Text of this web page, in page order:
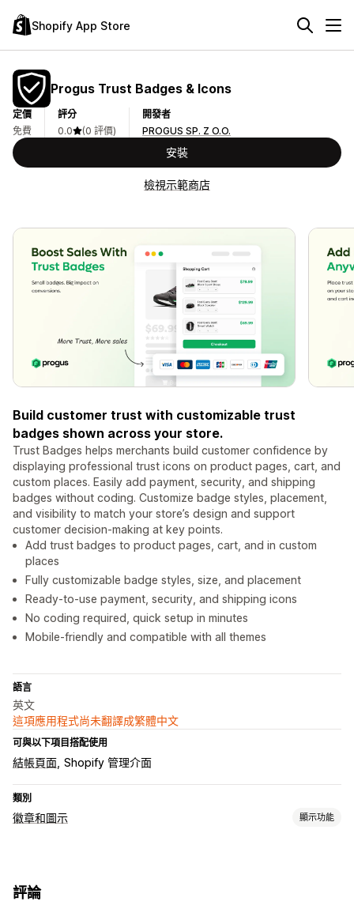
Shopify App Store
Progus Trust Badges & Icons
定價
免費
評分
0.0
(0 評價)
開發者
PROGUS SP. Z O.O.
安裝
檢視示範商店
Build customer trust with customizable trust
badges shown across your store.
Trust Badges helps merchants build customer confidence by
displaying professional trust icons on product pages, cart, and
custom places. Easily add payment, security, and shipping
badges without coding. Customize badge styles, placement,
and visibility to match your store’s design and support
customer decision-making at key points.
Add trust badges to product pages, cart, and in custom
places
Fully customizable badge styles, size, and placement
Ready-to-use payment, security, and shipping icons
No coding required, quick setup in minutes
Mobile-friendly and compatible with all themes
語言
英文
這項應用程式尚未翻譯成繁體中文
可與以下項目搭配使用
結帳頁面 Shopify 管理介面
類別
徽章和圖示 顯示功能
保固
評論